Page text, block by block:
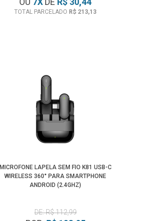
TOTAL PARCELADO R$ 213,13
MICROFONE LAPELA SEM FIO K81 USB-C
WIRELESS 360° PARA SMARTPHONE
ANDROID (2.4GHZ)
DE: R$ 112,99